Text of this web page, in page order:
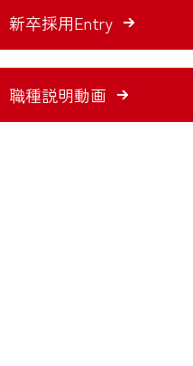
新卒採用Entry
職種説明動画